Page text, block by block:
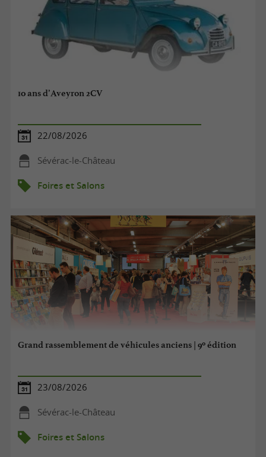
10 ans d’Aveyron 2CV
22/08/2026
Sévérac-le-Château
Foires et Salons
Grand rassemblement de véhicules anciens | 9º édition
23/08/2026
Sévérac-le-Château
Foires et Salons